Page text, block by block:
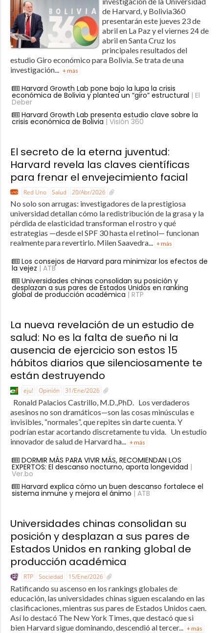
de Harvard, y Bolivia360
presentarán este jueves 23 de
abril en La Paz y el viernes 24 de
abril en Santa Cruz los
principales resultados del
estudio Giro económico para Bolivia. Se trata de una
investigación...
+ más
Harvard Growth Lab pone bajo la lupa la crisis
económica de Bolivia y plantea un “giro” estructural | El
Deber
Harvard Growth Lab presenta estudio clave sobre la
crisis económica de Bolivia | Visión 360
El secreto de la eterna juventud:
Harvard revela las claves científicas
para frenar el envejecimiento facial
Red Uno Salud 20/Abr/2026
No solo son arrugas: investigadores de la prestigiosa
universidad detallan cómo la redistribución de la grasa y la
pérdida de elasticidad transforman el rostro y qué
estrategias —desde el SPF 30 hasta el retinol— funcionan
realmente para revertirlo. Milen Saavedra... + más
Los consejos de Harvard para minimizar los efectos de
la vejez | ATB
Universidades chinas consolidan su posición y
desplazan a sus pares de Estados Unidos en ranking
global de producción académica | RTP
La nueva revelación de un estudio de
salud: No es la falta de sueño ni la
ausencia de ejercicio son estos 15
hábitos diarios que silenciosamente te
están destruyendo
eju! Opinión 31/Ene/2026
Ronald Palacios Castrillo, M.D.,PhD. Los verdaderos
asesinos no son dramáticos—son las cosas minúsculas e
invisibles, “normales”, que repites sin darte cuenta. Y
podrían estar acortando discretamente tu vida. Un estudio
innovador de salud de Harvard ha... + más
DORMIR MÁS PARA VIVIR MÁS, RECOMIENDAN LOS
EXPERTOS: El descanso nocturno, aporta longevidad |
Ver.bo
Harvard explica cómo un buen descanso fortalece el
sistema inmune y mejora el ánimo | ATB
Universidades chinas consolidan su
posición y desplazan a sus pares de
Estados Unidos en ranking global de
producción académica
RTP Sociedad 15/Ene/2026
Ratificando su ascenso en los rankings globales de
educación, las universidades chinas siguen escalando en las
clasificaciones, mientras sus pares de Estados Unidos caen.
Así lo destacó The New York Times, que destacó que si
bien Harvard sigue dominando, descendió al tercer... + más